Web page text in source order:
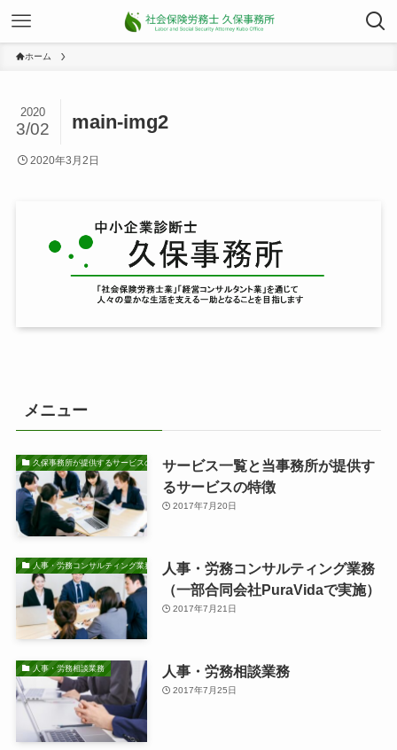
ホーム
main-img2
2020
3/02
2020年3月2日
メニュー
久保事務所が提供するサービスの特徴サービス一覧と当事務所が提供す
るサービスの特徴
2017年7月20日
人事・労務コンサルティング業務
人事・労務コンサルティング業務
（一部合同会社PuraVidaで実施）
2017年7月21日
人事・労務相談業務 人事・労務相談業務
2017年7月25日